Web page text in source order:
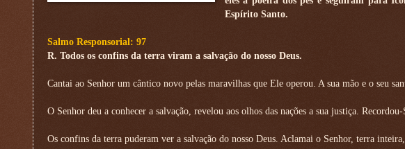
Espírito Santo.
Salmo Responsorial: 97
R. Todos os confins da terra viram a salvação do nosso Deus.
Cantai ao Senhor um cântico novo pelas maravilhas que Ele operou. A sua mão e o seu
O Senhor deu a conhecer a salvação, revelou aos olhos das nações a sua justiça.
Os confins da terra puderam ver a salvação do nosso Deus. Aclamai o Senhor, terra